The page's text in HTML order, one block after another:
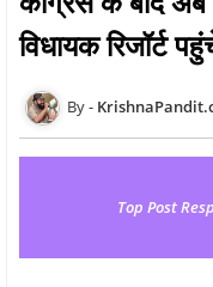
विधायक रिजॉर्ट
Top Post